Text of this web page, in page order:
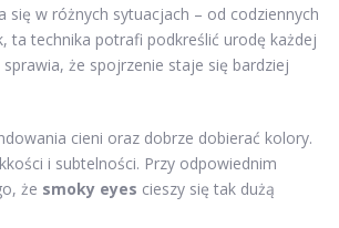
w różnych sytuacjach – od codziennych
ta technika potrafi podkreślić urodę każdej
że spojrzenie staje się bardziej
cieni oraz dobrze dobierać kolory.
i subtelności. Przy odpowiednim
że smoky eyes cieszy się tak dużą